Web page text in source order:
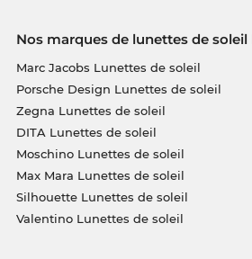
Nos marques de lunettes de
Marc Jacobs Lunettes de soleil
Porsche Design Lunettes de soleil
Zegna Lunettes de soleil
DITA Lunettes de soleil
Moschino Lunettes de soleil
Max Mara Lunettes de soleil
Silhouette Lunettes de soleil
Valentino Lunettes de soleil